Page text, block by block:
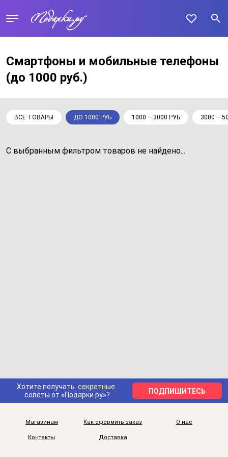
Смартфоны и мобильные телефоны
(до 1000 руб.)
ВСЕ ТОВАРЫ ДО 1000 РУБ 1000 – 3000 РУБ 3000 –
С выбранным фильтром товаров не найдено...
Хотите получать секретные
советы от «Подарки.ру»?
ПОДПИШИТЕСЬ
Магазинам Как оформить заказ О нас
Контакты Доставка